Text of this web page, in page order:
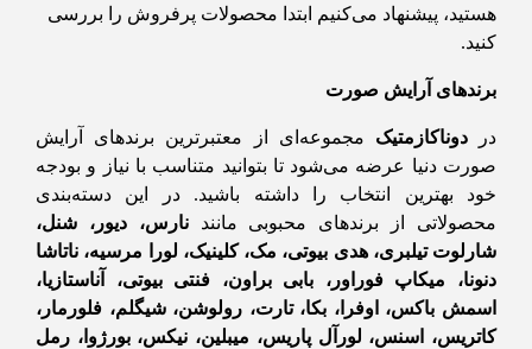
هستید، پیشنهاد می‌کنیم ابتدا محصولات پرفروش را بررسی
کنید.
برندهای آرایش صورت
دردوناکازمتیک مجموعه‌ای از معتبرترین برندهای آرایش
صورت دنیا عرضه می‌شود تا بتوانید متناسب با نیاز و بودجه
خود بهترین انتخاب را داشته باشید. در این دسته‌بندی
محصولاتی از برندهای محبوبی مانندنارس، دیور، شنل،
شارلوت تیلبری، هدی بیوتی، مک، کلینیک، لورا مرسیه، ناتاشا
دنونا، میکاپ فوراور، بابی براون، فنتی بیوتی، آناستازیا،
اسمش باکس، اوفرا، بکا، تارت، رولوشن، شیگلم، فلورمار،
کاتریس، اسنس، لورآل پاریس، میبلین، نیکس، بورژوا، رمل